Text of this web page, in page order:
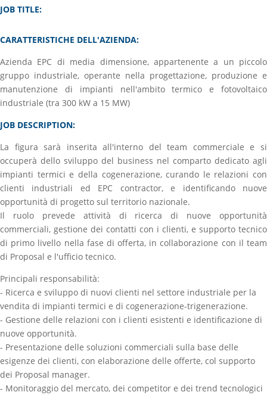
JOB TITLE:
CARATTERISTICHE DELL'AZIENDA:
Azienda EPC di media dimensione, appartenente a un piccolo
gruppo industriale, operante nella progettazione, produzione e
manutenzione di impianti nell'ambito termico e fotovoltaico
industriale (tra 300 kW a 15 MW)
JOB DESCRIPTION:
La figura sarà inserita all'interno del team commerciale e si
occuperà dello sviluppo del business nel comparto dedicato agli
impianti termici e della cogenerazione, curando le relazioni con
clienti industriali ed EPC contractor, e identificando nuove
opportunità di progetto sul territorio nazionale.
Il ruolo prevede attività di ricerca di nuove opportunità
commerciali, gestione dei contatti con i clienti, e supporto tecnico
di primo livello nella fase di offerta, in collaborazione con il team
di Proposal e l'ufficio tecnico.
Principali responsabilità:
- Ricerca e sviluppo di nuovi clienti nel settore industriale per la
vendita di impianti termici e di cogenerazione-trigenerazione.
- Gestione delle relazioni con i clienti esistenti e identificazione di
nuove opportunità.
- Presentazione delle soluzioni commerciali sulla base delle
esigenze dei clienti, con elaborazione delle offerte, col supporto
dei Proposal manager.
- Monitoraggio del mercato, dei competitor e dei trend tecnologici